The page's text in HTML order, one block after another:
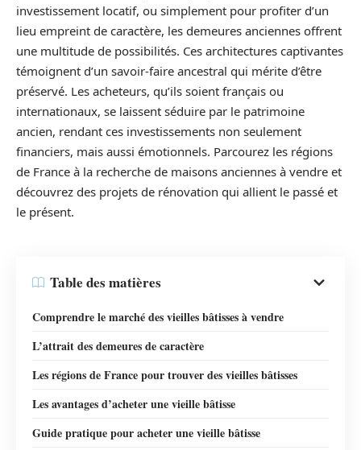
investissement locatif, ou simplement pour profiter d’un
lieu empreint de caractère, les demeures anciennes offrent
une multitude de possibilités. Ces architectures captivantes
témoignent d’un savoir-faire ancestral qui mérite d’être
préservé. Les acheteurs, qu’ils soient français ou
internationaux, se laissent séduire par le patrimoine
ancien, rendant ces investissements non seulement
financiers, mais aussi émotionnels. Parcourez les régions
de France à la recherche de maisons anciennes à vendre et
découvrez des projets de rénovation qui allient le passé et
le présent.
Table des matières
Comprendre le marché des vieilles bâtisses à vendre
L’attrait des demeures de caractère
Les régions de France pour trouver des vieilles bâtisses
Les avantages d’acheter une vieille bâtisse
Guide pratique pour acheter une vieille bâtisse